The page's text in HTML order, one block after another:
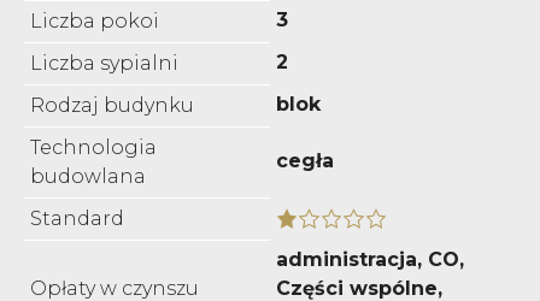
Liczba pokoi
3
Liczba sypialni
2
Rodzaj budynku
blok
Technologia
budowlana
cegła
Standard
Opłaty w czynszu
administracja, CO,
Części wspólne,